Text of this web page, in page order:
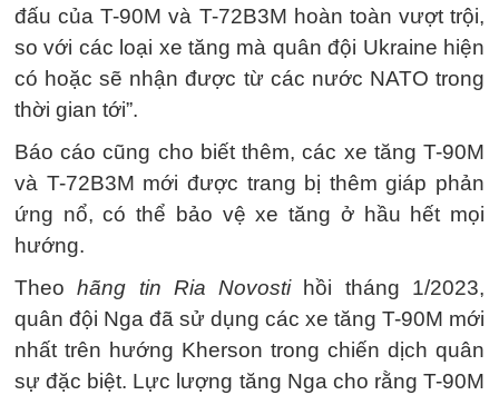
đấu của T-90M và T-72B3M hoàn toàn vượt trội,
so với các loại xe tăng mà quân đội Ukraine hiện
có hoặc sẽ nhận được từ các nước NATO trong
thời gian tới”.
Báo cáo cũng cho biết thêm, các xe tăng T-90M
và T-72B3M mới được trang bị thêm giáp phản
ứng nổ, có thể bảo vệ xe tăng ở hầu hết mọi
hướng.
Theohãng tin Ria Novostihồi tháng 1/2023,
quân đội Nga đã sử dụng các xe tăng T-90M mới
nhất trên hướng Kherson trong chiến dịch quân
sự đặc biệt. Lực lượng tăng Nga cho rằng T-90M